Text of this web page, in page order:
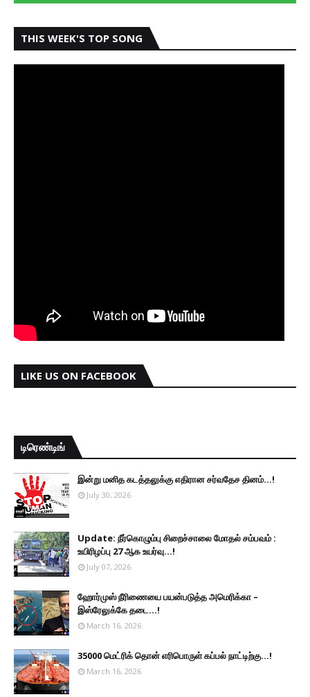
THIS WEEK'S TOP SONG
LIKE US ON FACEBOOK
டிரெண்டிங்
இன்று மனித கடத்தலுக்கு எதிரான சர்வதேச தினம்...!
July 30, 2026
Update: நீர்கொழும்பு சிறைச்சாலை மோதல் சம்பவம் :
உயிரிழப்பு 27 ஆக உயர்வு...!
July 07, 2026
ஹோர்முஸ் நீரிணையை பயன்படுத்த அமெரிக்கா –
இஸ்ரேலுக்கே தடை...!
March 16, 2026
35000 மெட்ரிக் தொன் எரிபொருள் கப்பல் நாட்டிற்கு...!
March 16, 2026